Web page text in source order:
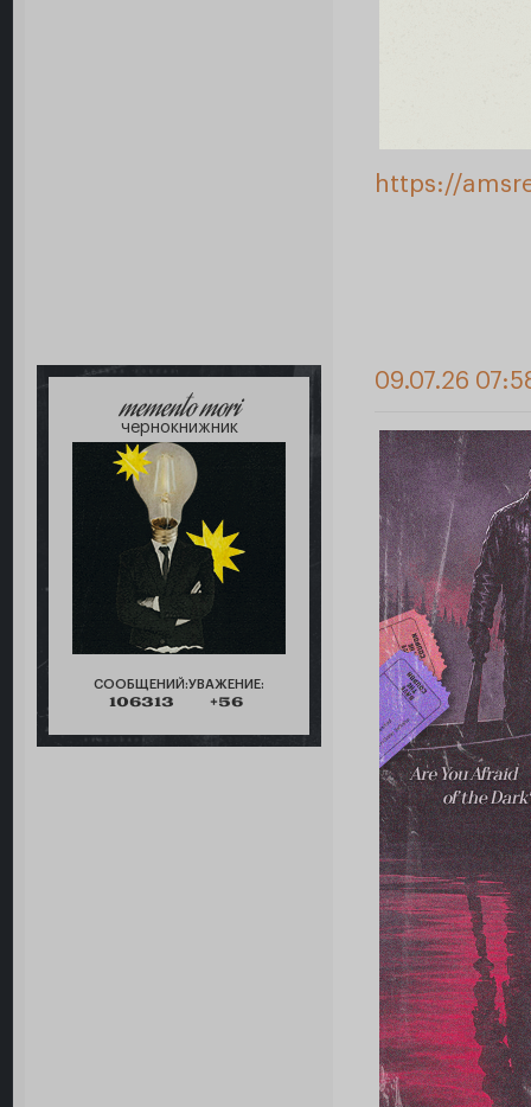
https://
memento mori
чернокнижник
СООБЩЕНИЙ:
106313
УВАЖЕНИЕ:
+56
09.07.26